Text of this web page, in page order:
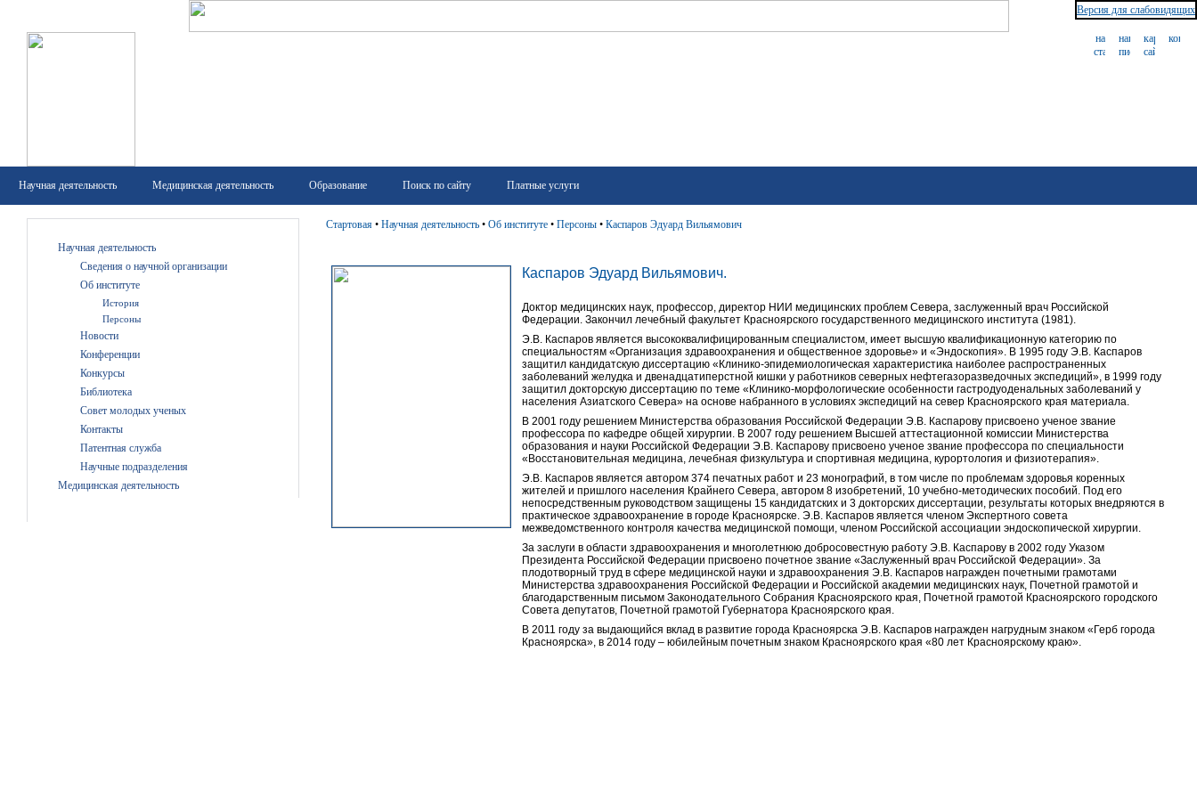
Версия для слабовидящих
Научная деятельность Медицинская деятельность Образование Поиск по сайту Платные услуги
Научная деятельность
Сведения о научной организации
Об институте
История
Персоны
Новости
Конференции
Конкурсы
Библиотека
Совет молодых ученых
Контакты
Патентная служба
Научные подразделения
Медицинская деятельность
Стартовая • Научная деятельность • Об институте • Персоны • Каспаров Эдуард Вильямович
Каспаров Эдуард Вильямович.
Доктор медицинских наук, профессор, директор НИИ медицинских проблем Севера, заслуженный врач Российской
Федерации. Закончил лечебный факультет Красноярского государственного медицинского института (1981).
Э.В. Каспаров является высококвалифицированным специалистом, имеет высшую квалификационную категорию по
специальностям «Организация здравоохранения и общественное здоровье» и «Эндоскопия». В 1995 году Э.В. Каспаров
защитил кандидатскую диссертацию «Клинико-эпидемиологическая характеристика наиболее распространенных
заболеваний желудка и двенадцатиперстной кишки у работников северных нефтегазоразведочных экспедиций», в 1999 году
защитил докторскую диссертацию по теме «Клинико-морфологические особенности гастродуоденальных заболеваний у
населения Азиатского Севера» на основе набранного в условиях экспедиций на север Красноярского края материала.
В 2001 году решением Министерства образования Российской Федерации Э.В. Каспарову присвоено ученое звание
профессора по кафедре общей хирургии. В 2007 году решением Высшей аттестационной комиссии Министерства
образования и науки Российской Федерации Э.В. Каспарову присвоено ученое звание профессора по специальности
«Восстановительная медицина, лечебная физкультура и спортивная медицина, курортология и физиотерапия».
Э.В. Каспаров является автором 374 печатных работ и 23 монографий, в том числе по проблемам здоровья коренных
жителей и пришлого населения Крайнего Севера, автором 8 изобретений, 10 учебно-методических пособий. Под его
непосредственным руководством защищены 15 кандидатских и 3 докторских диссертации, результаты которых внедряются в
практическое здравоохранение в городе Красноярске. Э.В. Каспаров является членом Экспертного совета
межведомственного контроля качества медицинской помощи, членом Российской ассоциации эндоскопической хирургии.
За заслуги в области здравоохранения и многолетнюю добросовестную работу Э.В. Каспарову в 2002 году Указом
Президента Российской Федерации присвоено почетное звание «Заслуженный врач Российской Федерации». За
плодотворный труд в сфере медицинской науки и здравоохранения Э.В. Каспаров награжден почетными грамотами
Министерства здравоохранения Российской Федерации и Российской академии медицинских наук, Почетной грамотой и
благодарственным письмом Законодательного Собрания Красноярского края, Почетной грамотой Красноярского городского
Совета депутатов, Почетной грамотой Губернатора Красноярского края.
В 2011 году за выдающийся вклад в развитие города Красноярска Э.В. Каспаров награжден нагрудным знаком «Герб города
Красноярска», в 2014 году – юбилейным почетным знаком Красноярского края «80 лет Красноярскому краю».